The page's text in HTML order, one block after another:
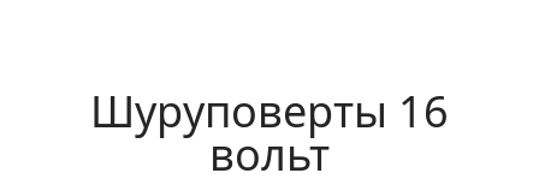
Шуруповерты 16
вольт